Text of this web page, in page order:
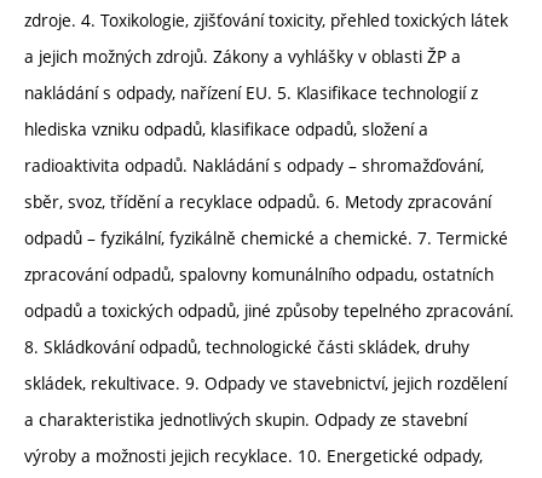
zdroje. 4. Toxikologie, zjišťování toxicity, přehled toxických látek
a jejich možných zdrojů. Zákony a vyhlášky v oblasti ŽP a
nakládání s odpady, nařízení EU. 5. Klasifikace technologií z
hlediska vzniku odpadů, klasifikace odpadů, složení a
radioaktivita odpadů. Nakládání s odpady – shromažďování,
sběr, svoz, třídění a recyklace odpadů. 6. Metody zpracování
odpadů – fyzikální, fyzikálně chemické a chemické. 7. Termické
zpracování odpadů, spalovny komunálního odpadu, ostatních
odpadů a toxických odpadů, jiné způsoby tepelného zpracování.
8. Skládkování odpadů, technologické části skládek, druhy
skládek, rekultivace. 9. Odpady ve stavebnictví, jejich rozdělení
a charakteristika jednotlivých skupin. Odpady ze stavební
výroby a možnosti jejich recyklace. 10. Energetické odpady,